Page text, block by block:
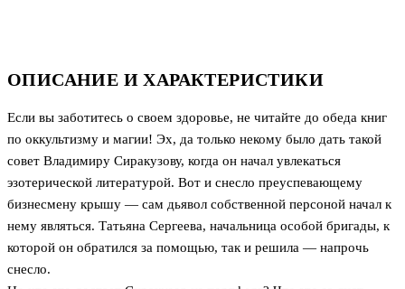
ОПИСАНИЕ И ХАРАКТЕРИСТИКИ
Если вы заботитесь о своем здоровье, не читайте до обеда книг
по оккультизму и магии! Эх, да только некому было дать такой
совет Владимиру Сиракузову, когда он начал увлекаться
эзотерической литературой. Вот и снесло преуспевающему
бизнесмену крышу — сам дьявол собственной персоной начал к
нему являться. Татьяна Сергеева, начальница особой бригады, к
которой он обратился за помощью, так и решила — напрочь
снесло.